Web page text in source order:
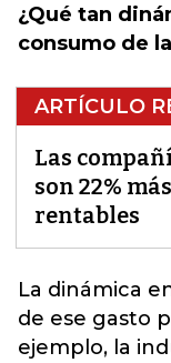
¿Qué tan
consumo de
ARTÍCULO
Las
son 22%
rentables
La dinámica
de ese gasto
ejemplo, la